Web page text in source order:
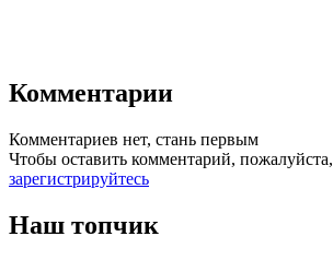
Комментарии
Комментариев нет, стань первым
Чтобы оставить комментарий, пожалуйста,
зарегистрируйтесь
Наш топчик